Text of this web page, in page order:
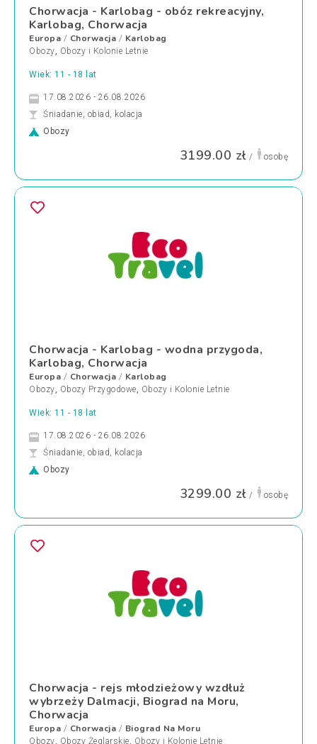
Chorwacja - Karlobag - obóz rekreacyjny,
Karlobag, Chorwacja
Europa / Chorwacja / Karlobag
Obozy, Obozy i Kolonie Letnie
Wiek: 11 - 18 lat
17.08.2026 - 26.08.2026
Śniadanie, obiad, kolacja
Obozy
3199.00 zł / osobę
Chorwacja - Karlobag - wodna przygoda,
Karlobag, Chorwacja
Europa / Chorwacja / Karlobag
Obozy, Obozy Przygodowe, Obozy i Kolonie Letnie
Wiek: 11 - 18 lat
17.08.2026 - 26.08.2026
Śniadanie, obiad, kolacja
Obozy
3299.00 zł / osobę
Chorwacja - rejs młodzieżowy wzdłuż
wybrzeży Dalmacji, Biograd na Moru,
Chorwacja
Europa / Chorwacja / Biograd Na Moru
Obozy, Obozy Żeglarskie, Obozy i Kolonie Letnie